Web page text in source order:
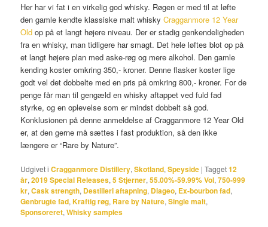
Her har vi fat i en virkelig god whisky. Røgen er med til at løfte
den gamle kendte klassiske malt whiskyCragganmore 12 Year
Old op på et langt højere niveau. Der er stadig genkendeligheden
fra en whisky, man tidligere har smagt. Det hele løftes blot op på
et langt højere plan med aske-røg og mere alkohol. Den gamle
kending koster omkring 350,- kroner. Denne flasker koster lige
godt vel det dobbelte med en pris på omkring 800,- kroner. For de
penge får man til gengæld en whisky aftappet ved fuld fad
styrke, og en oplevelse som er mindst dobbelt så god.
Konklusionen på denne anmeldelse af Cragganmore 12 Year Old
er, at den gerne må sættes i fast produktion, så den ikke
længere er “Rare by Nature”.
Udgivet i Cragganmore Distillery,Skotland,Speyside |Tagget12
år,2019 Special Releases,5 Stjerner,55.00%-59.99% Vol,750-999
kr,Cask strength, Destilleri aftapning, Diageo, Ex-bourbon fad,
Genbrugte fad,Kraftig røg, Rare by Nature,Single malt,
Sponsoreret,Whisky samples